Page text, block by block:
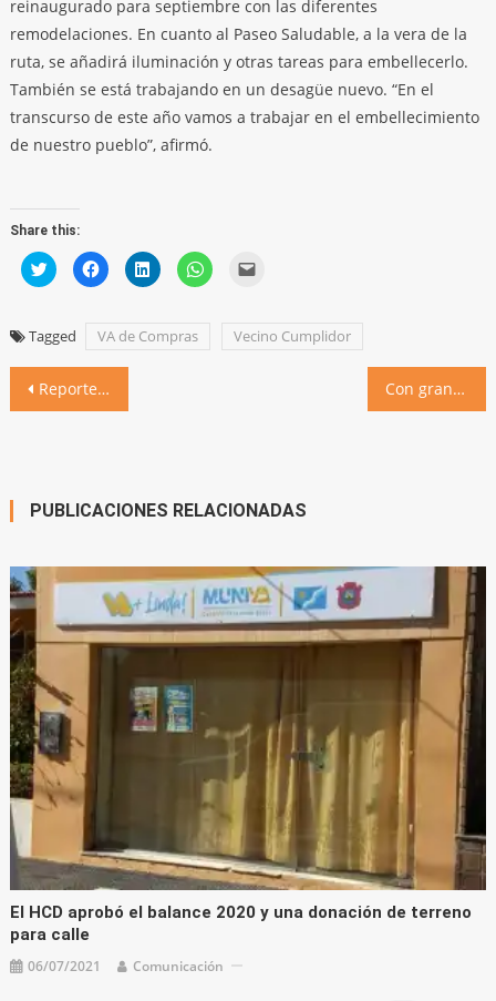
reinaugurado para septiembre con las diferentes
remodelaciones. En cuanto al Paseo Saludable, a la vera de la
ruta, se añadirá iluminación y otras tareas para embellecerlo.
También se está trabajando en un desagüe nuevo. “En el
transcurso de este año vamos a trabajar en el embellecimiento
de nuestro pueblo”, afirmó.
Share this:
Click
to
share
(Opens
in
window)
Click
to
share
(Opens
in
window)
Click
to
share
(Opens
in
Click
to
(Opens to
a
Tagged VA de Compras Vecino Cumplidor
Navegación
Reporte de la situación sanitaria al 15 de enero de 2021 Con gran éxito, pasó el primer torneo beach vóley de 2021
PUBLICACIONES RELACIONADAS
El HCD aprobó el balance 2020 y una donación de terreno
para calle
06/07/2021 Comunicación